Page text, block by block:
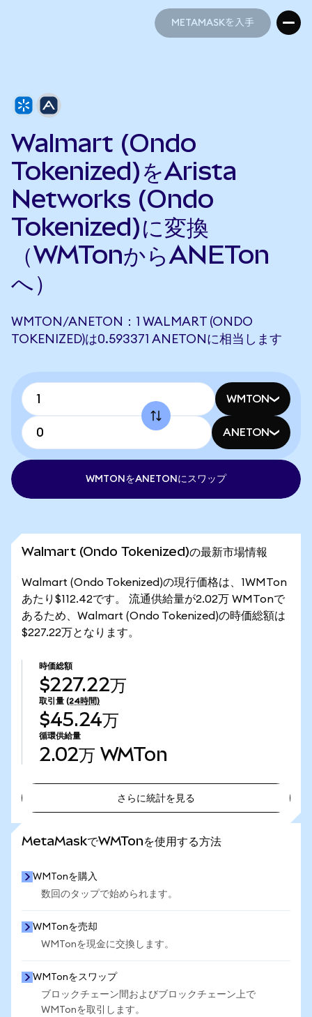
METAMASKを入手
Walmart (Ondo
Tokenized)をArista
Networks (Ondo
Tokenized)に変換
（WMTonからANETon
へ）
WMTON/ANETON：1 WALMART (ONDO
TOKENIZED)は0.593371 ANETONに相当します
WMTON
ANETON
WMTONをANETONにスワップ
Walmart (Ondo Tokenized)の最新市場情報
Walmart (Ondo Tokenized)の現行価格は、1WMTon
あたり$112.42です。 流通供給量が2.02万 WMTonで
あるため、Walmart (Ondo Tokenized)の時価総額は
$227.22万となります。
時価総額
$227.22万
取引量 (24時間)
$45.24万
循環供給量
2.02万 WMTon
さらに統計を見る
MetaMaskでWMTonを使用する方法
WMTonを購入
数回のタップで始められます。
WMTonを売却
WMTonを現金に交換します。
WMTonをスワップ
ブロックチェーン間およびブロックチェーン上で
WMTonを取引します。